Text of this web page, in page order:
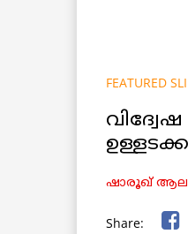
FEATURED
ഷാരൂഖ്
Share: